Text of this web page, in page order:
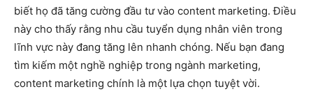
biết họ đã tăng cường đầu tư vào content marketing. Điều
này cho thấy rằng nhu cầu tuyển dụng nhân viên trong
lĩnh vực này đang tăng lên nhanh chóng. Nếu bạn đang
tìm kiếm một nghề nghiệp trong ngành marketing,
content marketing chính là một lựa chọn tuyệt vời.